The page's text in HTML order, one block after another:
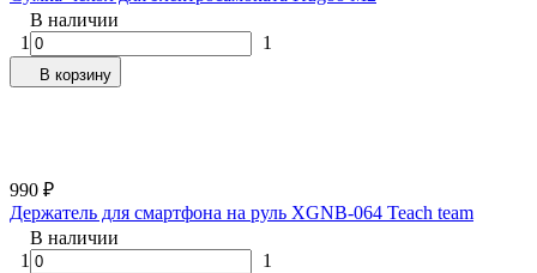
В наличии
1
1
В корзину
990 ₽
Держатель для смартфона на руль XGNB-064 Teach team
В наличии
1
1